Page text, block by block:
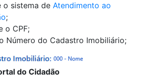
o sistema de Atendimento ao
;
o CPF;
Número do Cadastro Imobiliário;
do Cidadão